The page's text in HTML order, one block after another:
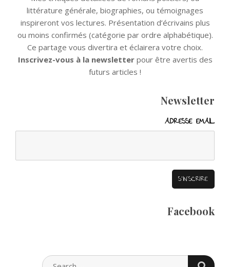
littérature générale, biographies, ou témoignages
inspireront vos lectures. Présentation d’écrivains plus
ou moins confirmés (catégorie par ordre alphabétique).
Ce partage vous divertira et éclairera votre choix.
Inscrivez-vous à la newsletterpour être avertis des
futurs articles !
Newsletter
ADRESSE EMAIL
Facebook
SEARCH